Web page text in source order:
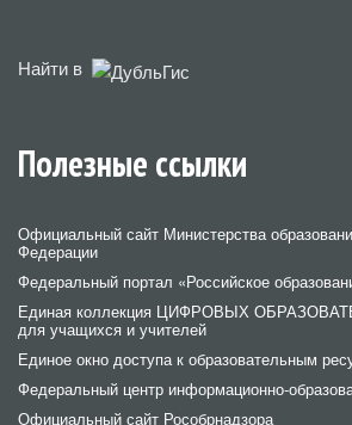
Найти в
Полезные ссылки
Официальный сайт Министерства
Федерации
Федеральный портал «Российское
Единая коллекция ЦИФРОВЫХ
для учащихся и учителей
Единое окно доступа к образовательным
Федеральный центр информационно-
Официальный сайт Рособрнадзора